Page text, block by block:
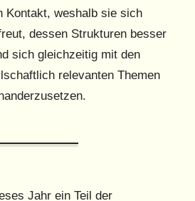
Kontakt, weshalb sie sich
dessen Strukturen besser
sich gleichzeitig mit den
relevanten Themen
Jahr ein Teil der